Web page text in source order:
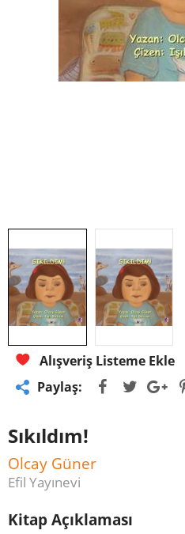
Alışveriş Listeme Ekle
Paylaş:
Sıkıldım!
Olcay Güner
Efil Yayınevi
Kitap Açıklaması